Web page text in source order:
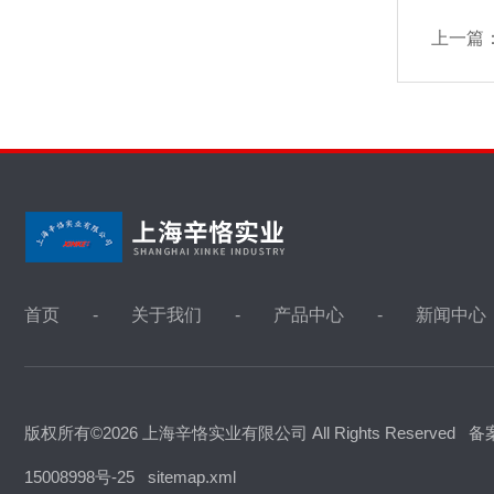
上一篇
首页 关于我们 产品中心 新闻中心
版权所有©2026 上海辛恪实业有限公司 All Rights Reserved 备
15008998号-25 sitemap.xml